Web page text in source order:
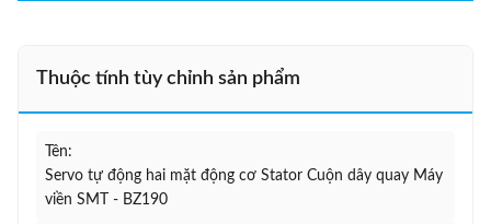
Thuộc tính tùy chỉnh sản phẩm
Tên:
Servo tự động hai mặt động cơ Stator Cuộn dây quay Máy
viền SMT - BZ190